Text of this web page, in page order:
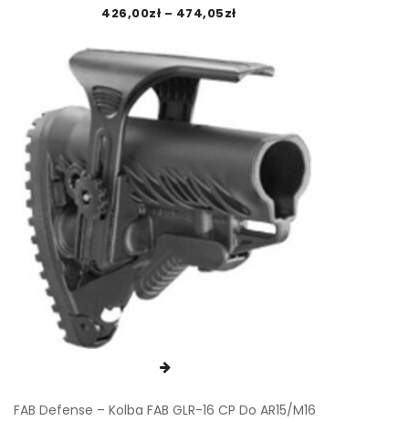
426,00zł – 474,05zł
FAB Defense – Kolba FAB GLR-16 CP Do AR15/M16